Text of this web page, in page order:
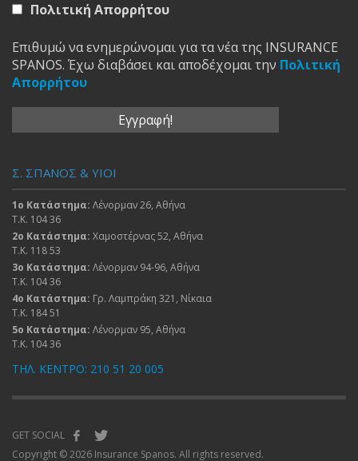
Πολιτική Απορρήτου
Επιθυμώ να ενημερώνομαι για τα νέα της INSURANCE
SPANOS. Έχω διαβάσει και αποδέχομαι την Πολιτική
Απορρήτου
Σ. ΣΠΑΝΟΣ & ΥΙΟΙ
1ο Κατάστημα: Λένορμαν 26, Αθήνα
Τ.Κ. 104 36
2ο Κατάστημα: Χαμοστέρνας 52, Αθήνα
Τ.Κ. 118 53
3ο Κατάστημα: Λένορμαν 94-96, Αθήνα
Τ.Κ. 104 36
4ο Κατάστημα: Γρ. Λαμπράκη 321, Νίκαια
Τ.Κ. 184 51
5ο Κατάστημα: Λένορμαν 95, Αθήνα
Τ.Κ. 104 36
ΤΗΛ. ΚΕΝΤΡΟ: 210 51 20 005
GET SOCIAL
Copyright © 2026 Insurance Spanos. All rights reserved.